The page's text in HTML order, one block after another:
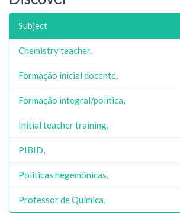
Subject
Chemistry teacher.
Formação inicial docente,
Formação integral/política,
Initial teacher training,
PIBID,
Políticas hegemônicas,
Professor de Química,